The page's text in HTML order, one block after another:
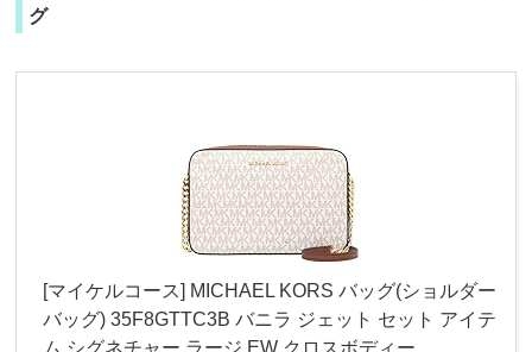
グ
[マイケルコース] MICHAEL KORS バッグ(ショルダー
バッグ) 35F8GTTC3B バニラ ジェット セット アイテ